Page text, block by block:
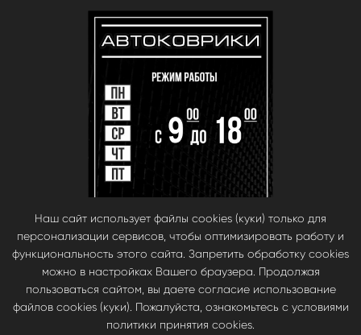
© babara 2014. При публикации материалов с сайта, ссылка на сайт
Наш сайт использует файлы cookies (куки) только для
персонализации сервисов, чтобы оптимизировать работу и
функциональность этого сайта. Запретить обработку cookies
можно в настройках Вашего браузера. Продолжая
пользоваться сайтом, вы даете согласие использование
файлов cookies (куки). Пожалуйста, ознакомьтесь с условиями
политики принятия cookies.